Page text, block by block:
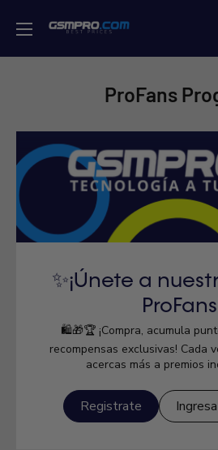
content
GSMPRO.CL
ProFans
✨¡Únete a
🛍️🎁🏆 ¡Compra, acumula
recompensas exclusivas! Cada
acercas más a premios
Registrate